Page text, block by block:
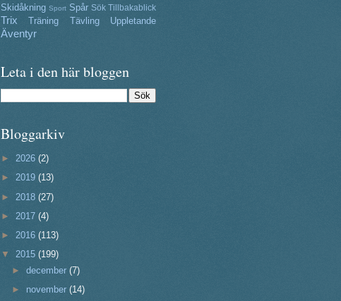
Skidåkning Sport Spår Sök Tillbakablick
Trix Träning Tävling Uppletande
Äventyr
Leta i den här bloggen
Bloggarkiv
► 2026 (2)
► 2019 (13)
► 2018 (27)
► 2017 (4)
► 2016 (113)
▼ 2015 (199)
►december(7)
► november(14)